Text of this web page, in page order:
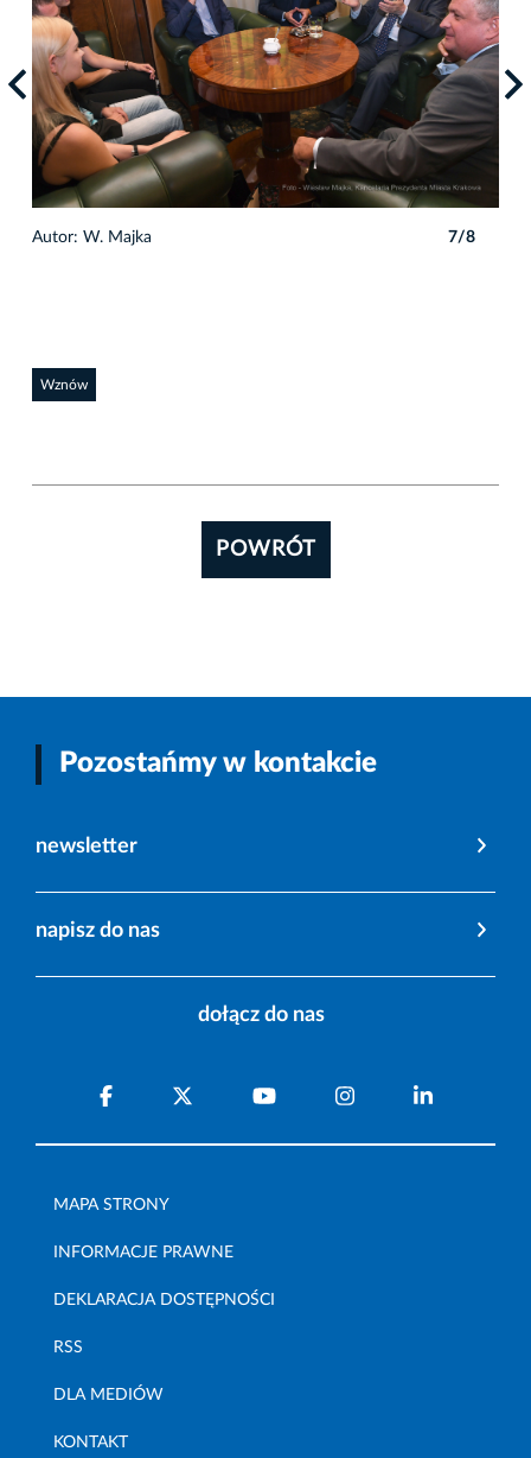
Autor: W. Majka 7/8
Wznów
POWRÓT
Pozostańmy w kontakcie
newsletter
napisz do nas
dołącz do nas
MAPA STRONY
INFORMACJE PRAWNE
DEKLARACJA DOSTĘPNOŚCI
RSS
DLA MEDIÓW
KONTAKT